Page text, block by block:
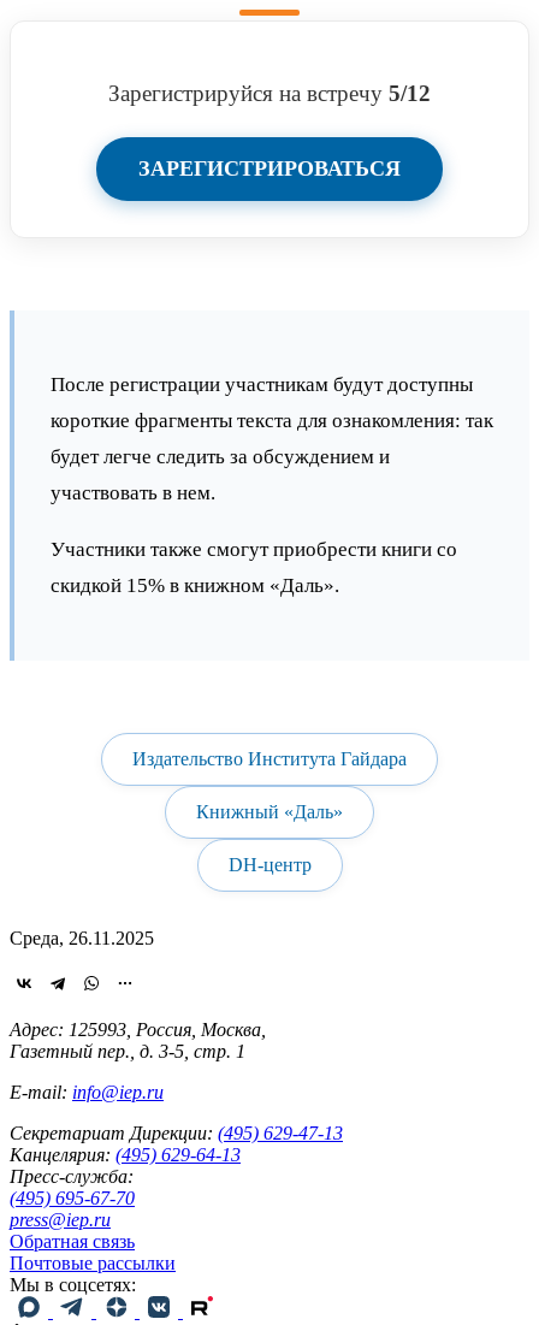
Зарегистрируйся на встречу 5/12
ЗАРЕГИСТРИРОВАТЬСЯ
После регистрации участникам будут доступны
короткие фрагменты текста для ознакомления: так
будет легче следить за обсуждением и
участвовать в нем.
Участники также смогут приобрести книги со
скидкой 15% в книжном «Даль».
Издательство Института Гайдара
Книжный «Даль»
DH-центр
Среда, 26.11.2025
Адрес: 125993, Россия, Москва,
Газетный пер., д. 3-5, стр. 1
E-mail: info@iep.ru
Секретариат Дирекции: (495) 629-47-13
Канцелярия: (495) 629-64-13
Пресс-служба:
(495) 695-67-70
press@iep.ru
Обратная связь
Почтовые рассылки
Мы в соцсетях: